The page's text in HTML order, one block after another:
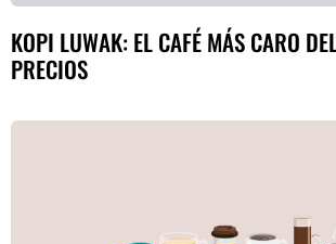
KOPI LUWAK: EL CAFÉ MÁS CARO
PRECIOS